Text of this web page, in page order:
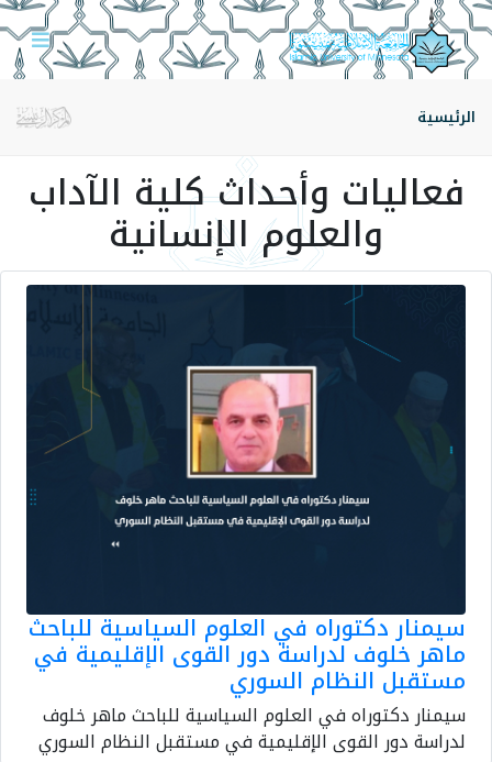
الرئيسية
فعاليات وأحداث كلية الآداب
والعلوم الإنسانية
سيمنار دكتوراه في العلوم السياسية للباحث
ماهر خلوف لدراسة دور القوى الإقليمية في
مستقبل النظام السوري
سيمنار دكتوراه في العلوم السياسية للباحث ماهر خلوف
لدراسة دور القوى الإقليمية في مستقبل النظام السوري